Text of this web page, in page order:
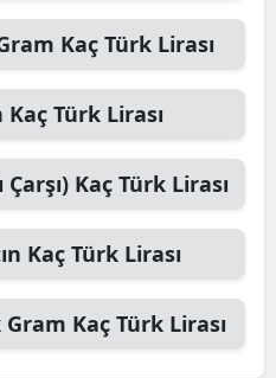
Kaç Türk Lirası
Kaç Türk Lirası
Kaç Türk Lirası
Kaç Türk Lirası
Gram Kaç Türk Lirası